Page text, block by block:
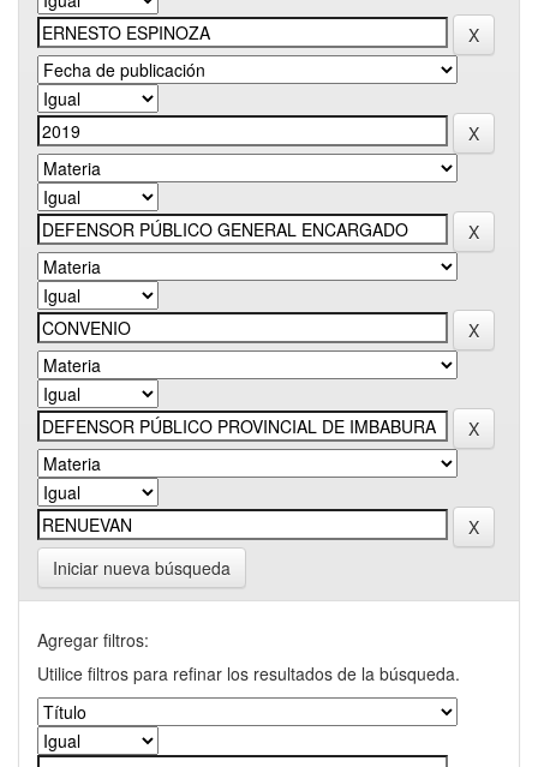
Iniciar nueva búsqueda
Agregar filtros:
Utilice filtros para refinar los resultados de la búsqueda.